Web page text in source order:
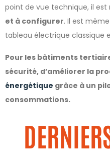
point de vue technique, il
et à configurer. Il est
tableau électrique classique
Pour les bâtiments
sécurité, d’améliorer la
énergétique grâce à un
consommations.